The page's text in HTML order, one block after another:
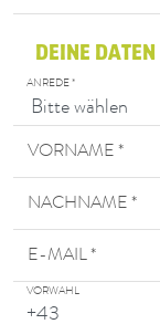
DEINE DATEN
ANREDE *
VORNAME *
NACHNAME *
E-MAIL *
VORWAHL